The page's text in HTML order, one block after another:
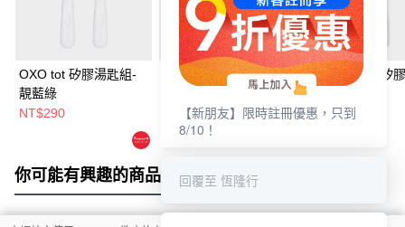
OXO tot 矽膠湯匙組-
靚藍綠
NT$290
OXO TOT 隨行矽膠湯
NT$250
OXO tot 隨行矽
匙-海軍藍
NT$250
你可能有興趣的商品 全站排行
【新朋友】限時註冊優惠，只到
8/10！
回覆至 恆隆行